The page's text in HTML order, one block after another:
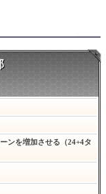
ンを増加させる（24+4タ